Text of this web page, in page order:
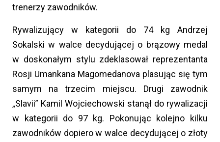
trenerzy zawodników.
Rywalizujący w kategorii do 74 kg Andrzej
Sokalski w walce decydującej o brązowy medal
w doskonałym stylu zdeklasował reprezentanta
Rosji Umankana Magomedanova plasując się tym
samym na trzecim miejscu. Drugi zawodnik
„Slavii” Kamil Wojciechowski stanął do rywalizacji
w kategorii do 97 kg. Pokonując kolejno kilku
zawodników dopiero w walce decydującej o złoty